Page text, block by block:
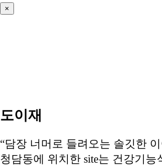
×
도이재
“담장 너머로 들려오는 솔깃한
청담동에 위치한 site는 건강기능